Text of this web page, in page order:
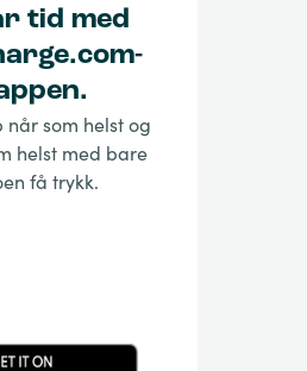
tid med
når som helst og
helst med bare
få trykk.